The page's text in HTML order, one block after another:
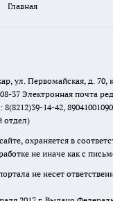
Главная
ул. Первомайская, д. 70,
37 Электронная почта
14-42,
отдел)
охраняется в
не иначе как с
не несет